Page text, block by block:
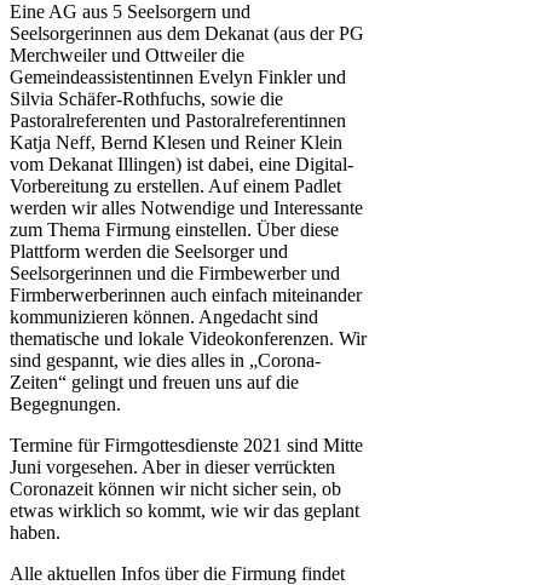
Eine AG aus 5 Seelsorgern und
Seelsorgerinnen aus dem Dekanat (aus der PG
Merchweiler und Ottweiler die
Gemeindeassistentinnen Evelyn Finkler und
Silvia Schäfer-Rothfuchs, sowie die
Pastoralreferenten und Pastoralreferentinnen
Katja Neff, Bernd Klesen und Reiner Klein
vom Dekanat Illingen) ist dabei, eine Digital-
Vorbereitung zu erstellen. Auf einem Padlet
werden wir alles Notwendige und Interessante
zum Thema Firmung einstellen. Über diese
Plattform werden die Seelsorger und
Seelsorgerinnen und die Firmbewerber und
Firmberwerberinnen auch einfach miteinander
kommunizieren können. Angedacht sind
thematische und lokale Videokonferenzen. Wir
sind gespannt, wie dies alles in „Corona-
Zeiten“ gelingt und freuen uns auf die
Begegnungen.
Termine für Firmgottesdienste 2021 sind Mitte
Juni vorgesehen. Aber in dieser verrückten
Coronazeit können wir nicht sicher sein, ob
etwas wirklich so kommt, wie wir das geplant
haben.
Alle aktuellen Infos über die Firmung findet